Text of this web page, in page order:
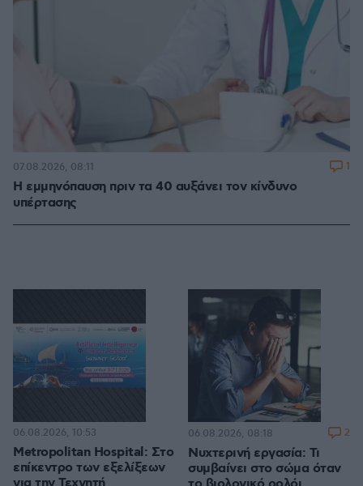
Η εμμηνόπαυση πριν τα 40 αυξάνει τον κίνδυνο
υπέρτασης
07.08.2026, 08:11 1
Metropolitan Hospital: Στο
επίκεντρο των εξελίξεων
06.08.2026, 10:53
Νυχτερινή εργασία: Τι
συμβαίνει στο σώμα όταν
06.08.2026, 08:18 2